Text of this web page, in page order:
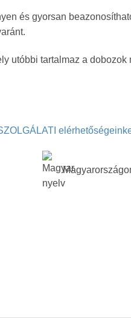
és gyorsan
utóbbi tartalmaz a dobozok